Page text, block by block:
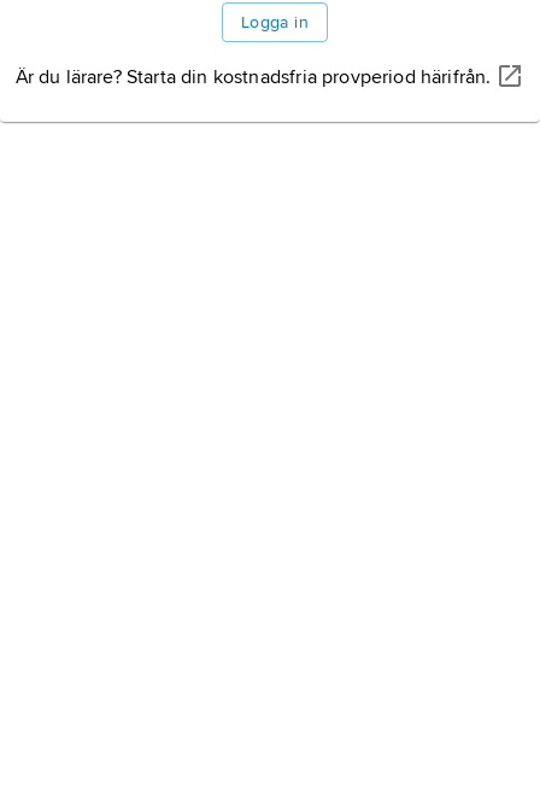
Logga in
Är du lärare? Starta din kostnadsfria provperiod härifrån.